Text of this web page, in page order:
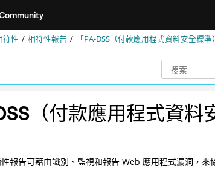
符性 相符性報告 「PA-DSS（付款應用程式資料安全標
（付款應用程式資
性報告可藉由識別、監視和報告 Web 應用程式漏洞，